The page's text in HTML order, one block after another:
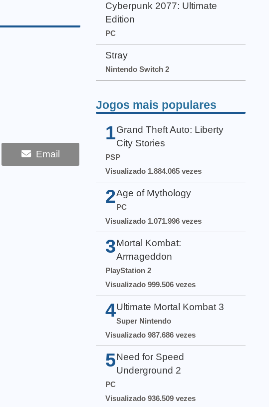
Email
Cyberpunk 2077: Ultimate
Edition
PC
Stray
Nintendo Switch 2
Jogos mais populares
1 Grand Theft Auto: Liberty
City Stories
PSP
Visualizado 1.884.065 vezes
2Age of Mythology
PC
Visualizado 1.071.996 vezes
3 Mortal Kombat:
Armageddon
PlayStation 2
Visualizado 999.506 vezes
4 Ultimate Mortal Kombat 3
Super Nintendo
Visualizado 987.686 vezes
5 Need for Speed
Underground 2
PC
Visualizado 936.509 vezes